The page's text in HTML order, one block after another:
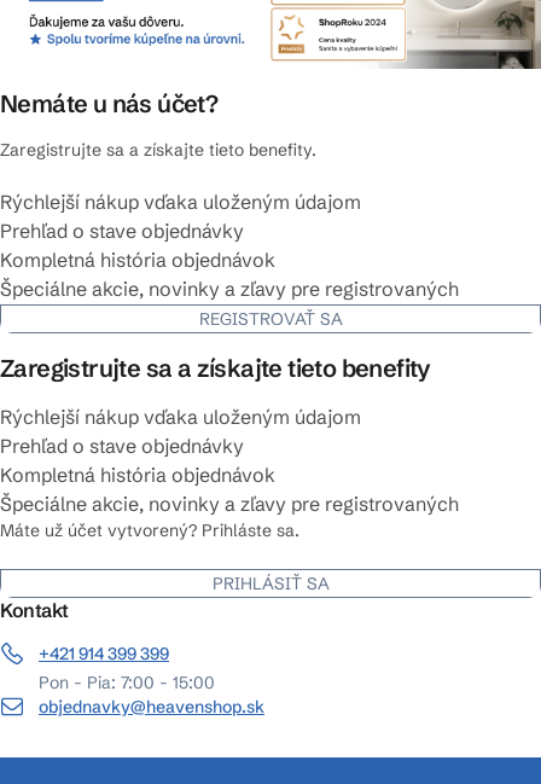
Nemáte u nás účet?
Zaregistrujte sa a získajte tieto benefity.
Rýchlejší nákup vďaka uloženým údajom
Prehľad o stave objednávky
Kompletná história objednávok
Špeciálne akcie, novinky a zľavy pre registrovaných
REGISTROVAŤ SA
Zaregistrujte sa a získajte tieto benefity
Rýchlejší nákup vďaka uloženým údajom
Prehľad o stave objednávky
Kompletná história objednávok
Špeciálne akcie, novinky a zľavy pre registrovaných
Máte už účet vytvorený? Prihláste sa.
PRIHLÁSIŤ SA
Kontakt
+421 914 399 399
Pon - Pia: 7:00 - 15:00
objednavky@heavenshop.sk